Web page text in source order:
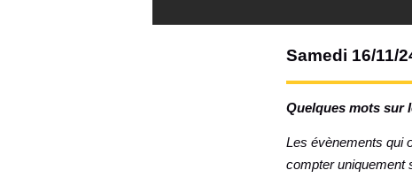
Samedi 16/11/
Quelques mots sur
Les évènements qui
compter uniquement